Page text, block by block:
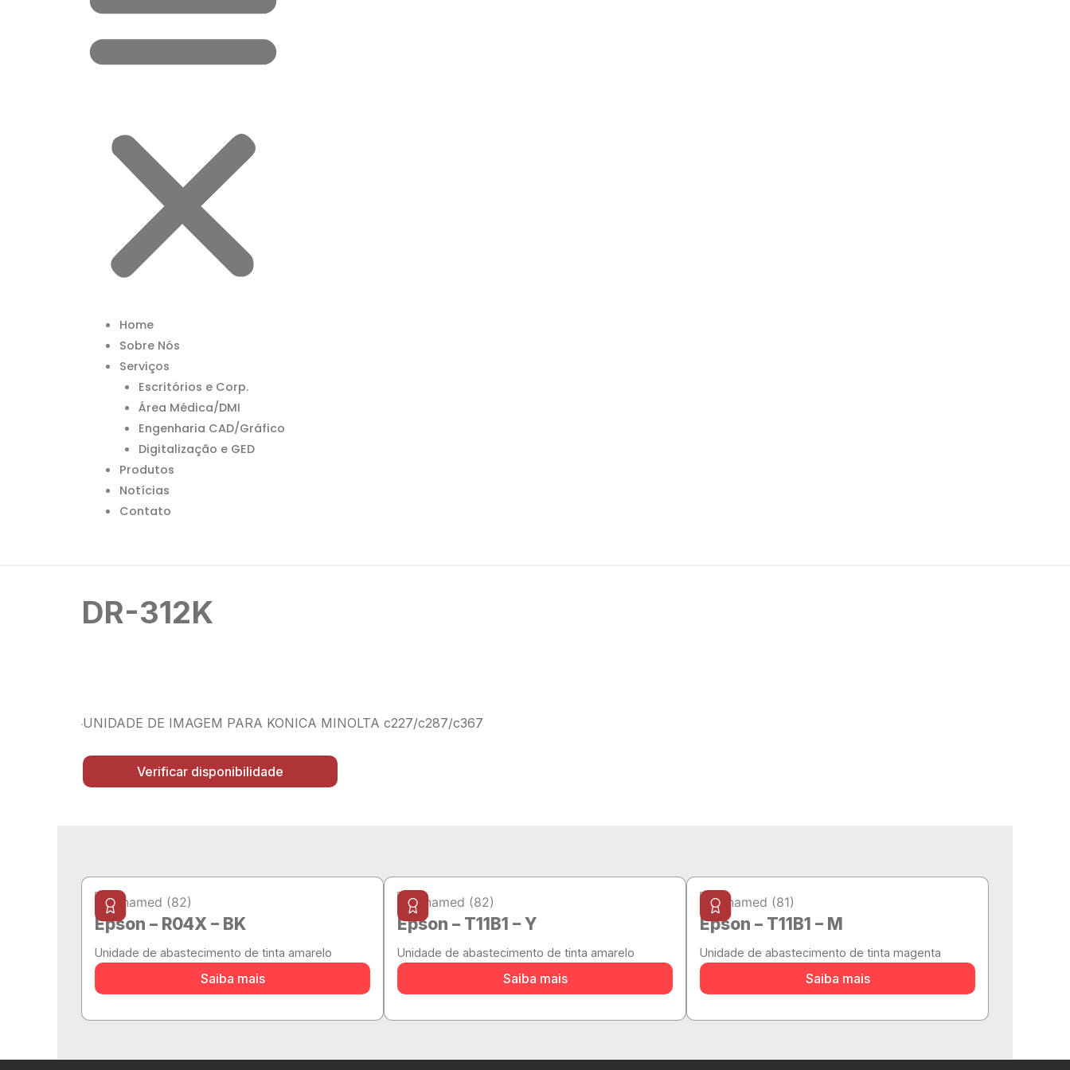
Home
Sobre Nós
Serviços
Escritórios e Corp.
Área Médica/DMI
Engenharia CAD/Gráfico
Digitalização e GED
Produtos
Notícias
Contato
DR-312K
UNIDADE DE IMAGEM PARA KONICA MINOLTA c227/c287/c367
Verificar disponibilidade
Epson – R04X – BK
Unidade de abastecimento de tinta amarelo
Saiba mais
Epson – T11B1 – Y
Unidade de abastecimento de tinta amarelo
Saiba mais
Epson – T11B1 – M
Unidade de abastecimento de tinta magenta
Saiba mais